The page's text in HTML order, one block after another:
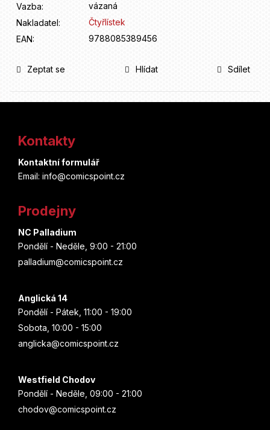
Vazba:
vázaná
Nakladatel:
Čtyřlístek
EAN: 9788085389456
Zeptat se Hlídat Sdílet
Kontakty
Kontaktní formulář
Email: info@comicspoint.cz
Prodejny
NC Palladium
Pondělí - Neděle, 9:00 - 21:00
palladium@comicspoint.cz
Anglická 14
Pondělí - Pátek, 11:00 - 19:00
Sobota, 10:00 - 15:00
anglicka@comicspoint.cz
Westfield Chodov
Pondělí - Neděle, 09:00 - 21:00
chodov@comicspoint.cz